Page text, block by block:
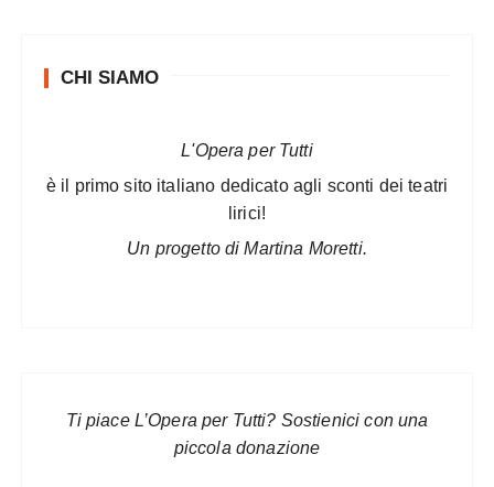
CHI SIAMO
L'Opera per Tutti
è il primo sito italiano dedicato agli sconti dei teatri
lirici!
Un progetto di Martina Moretti.
Ti piace L’Opera per Tutti? Sostienici con una
piccola donazione